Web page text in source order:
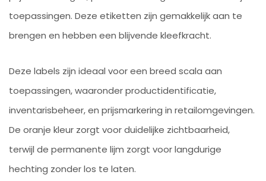
toepassingen. Deze etiketten zijn gemakkelijk aan te
brengen en hebben een blijvende kleefkracht.
Deze labels zijn ideaal voor een breed scala aan
toepassingen, waaronder productidentificatie,
inventarisbeheer, en prijsmarkering in retailomgevingen.
De oranje kleur zorgt voor duidelijke zichtbaarheid,
terwijl de permanente lijm zorgt voor langdurige
hechting zonder los te laten.